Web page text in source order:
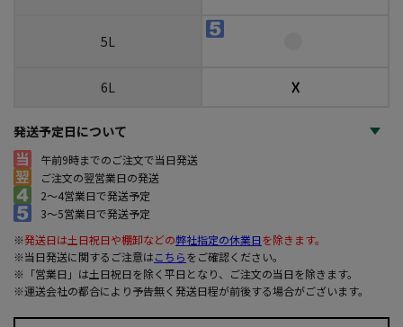
5L
6L ☓
発送予定日について
午前9時までのご注文で当日発送
ご注文の翌営業日の発送
2～4営業日で発送予定
3～5営業日で発送予定
※発送日は土日祝日や棚卸などの弊社指定の休業日を除きます。
※当日発送に関するご注意はこちらをご確認ください。
※「営業日」は土日祝日を除く平日となり、ご注文の当日を除きます。
※運送会社の都合により予告無く発送日程が前後する場合がございます。